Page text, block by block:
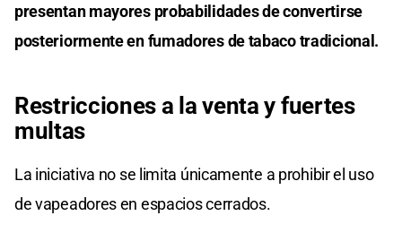
presentan mayores probabilidades de convertirse
posteriormente en fumadores de tabaco tradicional.
Restricciones a la venta y fuertes
multas
La iniciativa no se limita únicamente a prohibir el uso
de vapeadores en espacios cerrados.